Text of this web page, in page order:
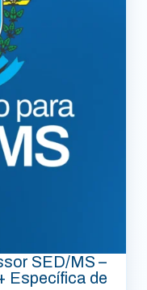
SED/MS –
Específica de